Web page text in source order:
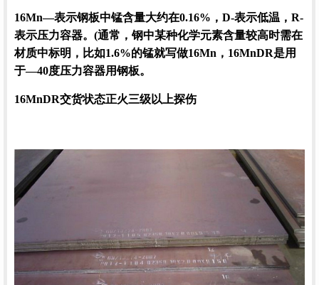
16Mn—表示钢板中锰含量大约在0.16%，D-表示低温，R-
表示压力容器。(通常，钢中某种化学元素含量较高时需在
材质中标明，比如1.6%的锰就写做16Mn，16MnDR是用
于—40度压力容器用钢板。
16MnDR交货状态正火三级以上探伤